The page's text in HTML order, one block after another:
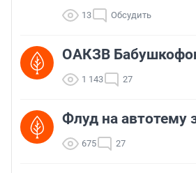
13 Обсудить
ОАКЗВ
1 143 27
Флуд на автотему
675 27